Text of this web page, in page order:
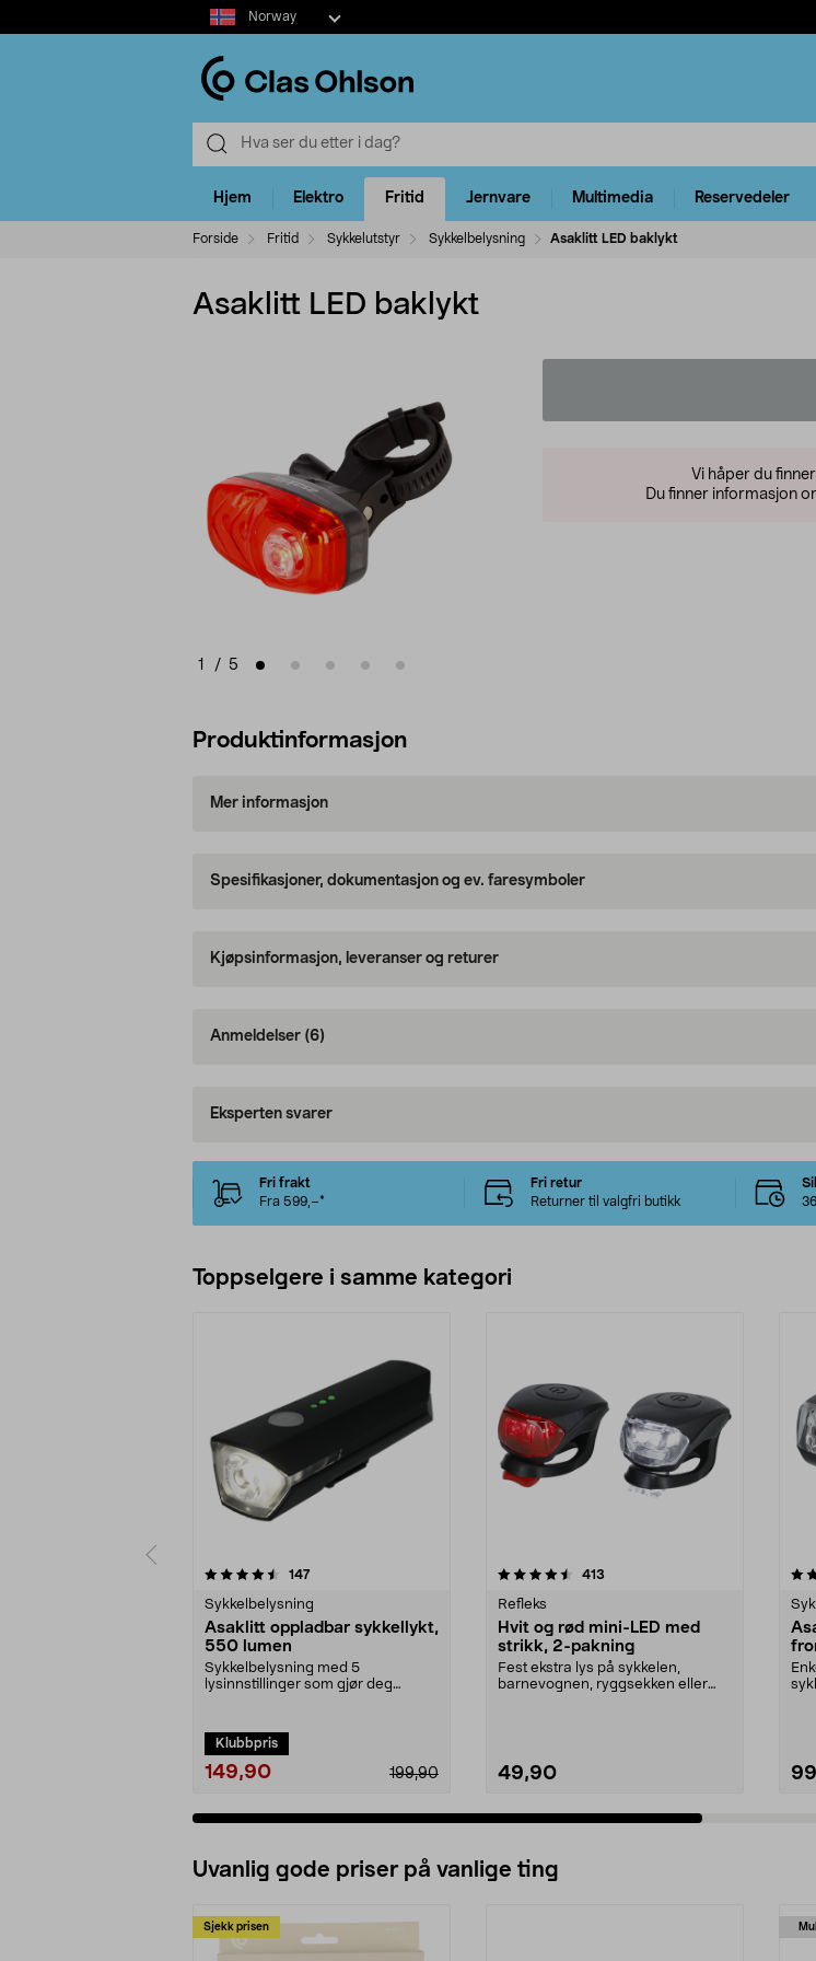
Select
market
Norway
Hjem Elektro Fritid Jernvare Multimedia Reservedeler
Forside Fritid Sykkelutstyr Sykkelbelysning Asaklitt LED baklykt
Asaklitt LED baklykt
1 / 5
Vi håper du
Du finner informasjon
Produktinformasjon
Mer informasjon
Spesifikasjoner, dokumentasjon og ev. faresymboler
Kjøpsinformasjon, leveranser og returer
Anmeldelser (6)
Eksperten svarer
Fri frakt
Fra 599,–*
Fri retur
Returner til valgfri butikk
Toppselgere i samme kategori
147anmeldelser
Sykkelbelysning
Asaklitt oppladbar sykkellykt,
550 lumen
Sykkelbelysning med 5
lysinnstillinger som gjør deg
Klubbpris
149,90 199,90
4.5 av 5 stjerner 413
Refleks
Hvit og rød mini-LED med
strikk, 2-pakning
Fest ekstra lys på sykkelen,
barnevognen, ryggsekken eller
49,90
4.5 av 5 stjerner
Uvanlig gode priser på vanlige ting
Sjekk prisen